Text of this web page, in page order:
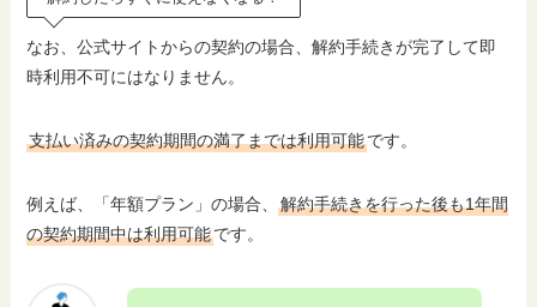
なお、公式サイトからの契約の場合、解約手続きが完了して即
時利用不可にはなりません。
支払い済みの契約期間の満了までは利用可能です。
例えば、「年額プラン」の場合、解約手続きを行った後も1年間
の契約期間中は利用可能です。